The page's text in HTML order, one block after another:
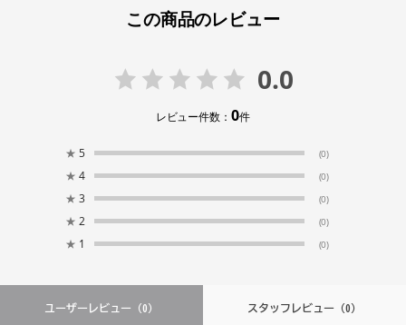
この商品のレビュー
0.0
レビュー件数：0件
★ 5 (0)
★ 4 (0)
★ 3 (0)
★ 2 (0)
★ 1 (0)
ユーザーレビュー （0） スタッフレビュー（0）